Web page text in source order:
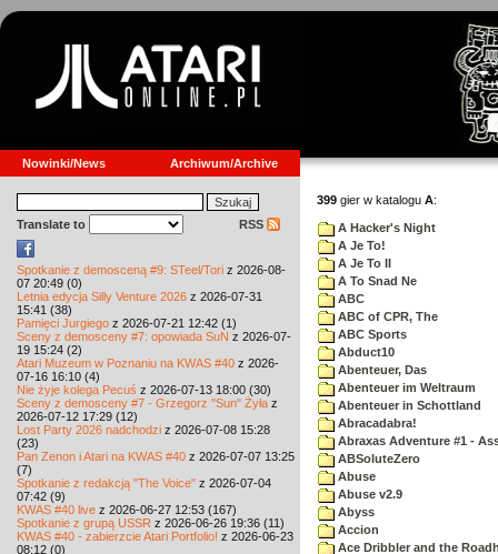
Nowinki/News Archiwum/Archive
Translate to RSS
Spotkanie z demosceną #9: STeel/Tori z 2026-08-
07 20:49 (0)
Letnia edycja Silly Venture 2026 z 2026-07-31
15:41 (38)
Pamięci Jurgiego z 2026-07-21 12:42 (1)
Sceny z demosceny #7: opowiada SuN z 2026-07-
19 15:24 (2)
Atari Muzeum w Poznaniu na KWAS #40 z 2026-
07-16 16:10 (4)
Nie żyje kolega Pecuś z 2026-07-13 18:00 (30)
Sceny z demosceny #7 - Grzegorz "Sun" Żyła z
2026-07-12 17:29 (12)
Lost Party 2026 nadchodzi z 2026-07-08 15:28
(23)
Pan Zenon i Atari na KWAS #40 z 2026-07-07 13:25
(7)
Spotkanie z redakcją "The Voice" z 2026-07-04
07:42 (9)
KWAS #40 live z 2026-06-27 12:53 (167)
Spotkanie z grupą USSR z 2026-06-26 19:36 (11)
KWAS #40 - zabierzcie Atari Portfolio! z 2026-06-23
08:12 (0)
399 gier w katalogu A:
A Hacker's Night
A Je To!
A Je To II
A To Snad Ne
ABC
ABC of CPR, The
ABC Sports
Abduct10
Abenteuer, Das
Abenteuer im Weltraum
Abenteuer in Schottland
Abracadabra!
Abraxas Adventure #1 -
ABSoluteZero
Abuse
Abuse v2.9
Abyss
Accion
Ace Dribbler and the